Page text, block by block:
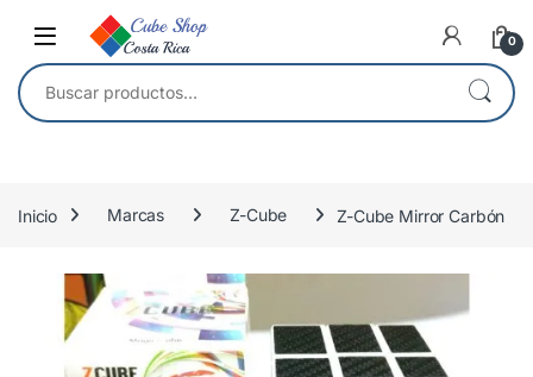
Skip to navigation
Skip to content
0
Buscar por:
Inicio Marcas Z-Cube Z-Cube Mirror Carbón